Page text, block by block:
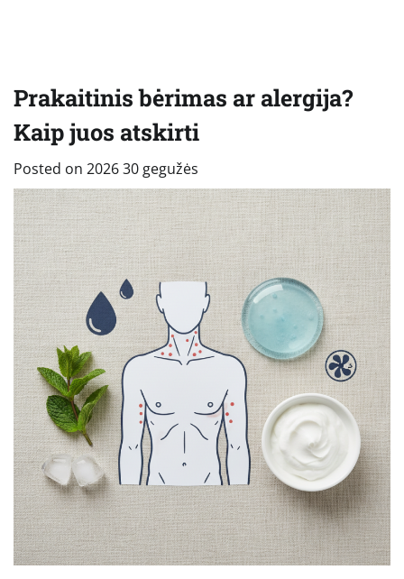
Prakaitinis bėrimas ar alergija?
Kaip juos atskirti
Posted on 2026 30 gegužės